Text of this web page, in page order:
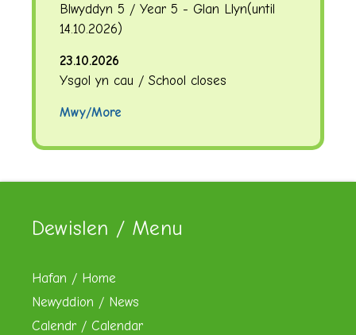
Blwyddyn 5 / Year 5 - Glan Llyn(until
14.10.2026)
23.10.2026
Ysgol yn cau / School closes
Mwy/More
Dewislen / Menu
Hafan / Home
Newyddion / News
Calendr / Calendar